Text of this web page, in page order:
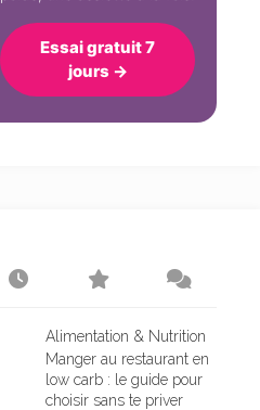
Essai gratuit 7
jours →
Alimentation & Nutrition
Manger au restaurant en
low carb : le guide pour
choisir sans te priver